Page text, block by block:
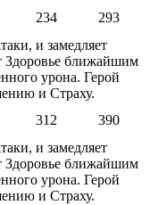
234
293
и замедляет
Здоровье ближайшим
урона. Герой
и Страху.
312
390
и замедляет
Здоровье ближайшим
урона. Герой
и Страху.